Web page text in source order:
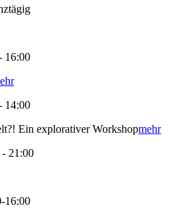
16:00
14:00
Ein explorativer Workshopmehr
- 21:00
16:00